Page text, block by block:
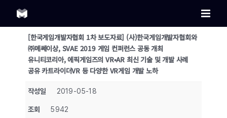
content
[한국게임개발자협회 1차 보도자료] (사)한국게임개발자협회와
㈜메쎄이상, SVAE 2019 게임 컨퍼런스 공동 개최
유니티코리아, 에픽게임즈의 VR•AR 최신 기술 및 개발 사례
공유 카트라이더VR 등 다양한 VR게임 개발 노하
작성일 2019-05-18
조회 5942